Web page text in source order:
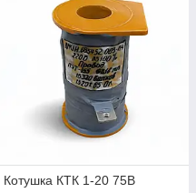
Котушка КТК 1-20 75В